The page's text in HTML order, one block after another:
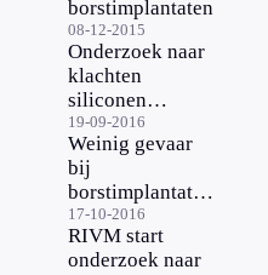
borstimplantaten
08-12-2015
Onderzoek naar
klachten
siliconen
borstimplantaten
19-09-2016
Weinig gevaar
bij
borstimplantaten
Silimed
17-10-2016
RIVM start
onderzoek naar